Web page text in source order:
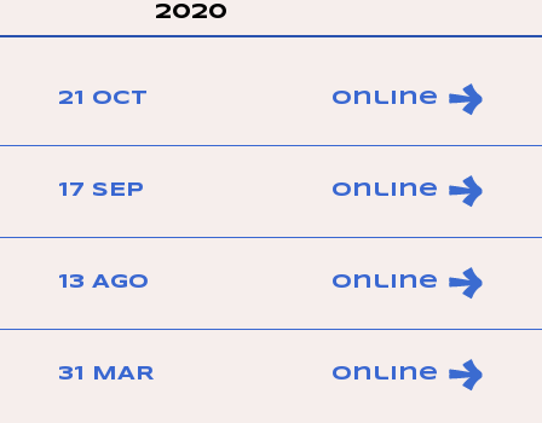
2020
21 OCT Online
17 SEP Online
13 AGO Online
31 MAR Online